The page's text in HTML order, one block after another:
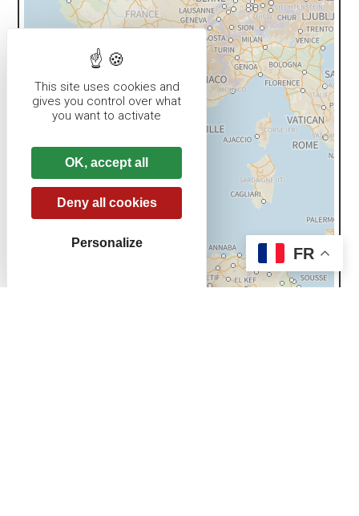
FR
This site uses cookies and
gives you control over what
you want to activate
OK, accept all
Deny all cookies
Personalize